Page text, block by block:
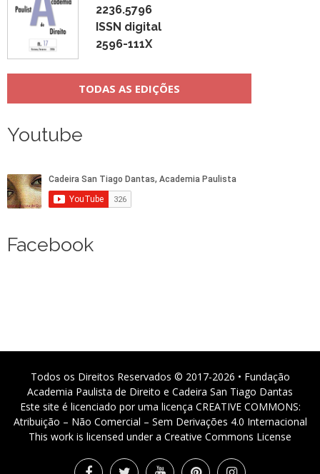
2236.5796
ISSN digital
2596-111X
TODAS AS EDIÇÕES
Youtube
Facebook
Todos os Direitos Reservados © 2017-2026 • Fundação
Academia Paulista de Direito e Cadeira San Tiago Dantas
Este site é licenciado por uma licença CREATIVE COMMONS:
Atribuição – Não Comercial – Sem Derivações 4.0 Internacional
This work is licensed under a Creative Commons License